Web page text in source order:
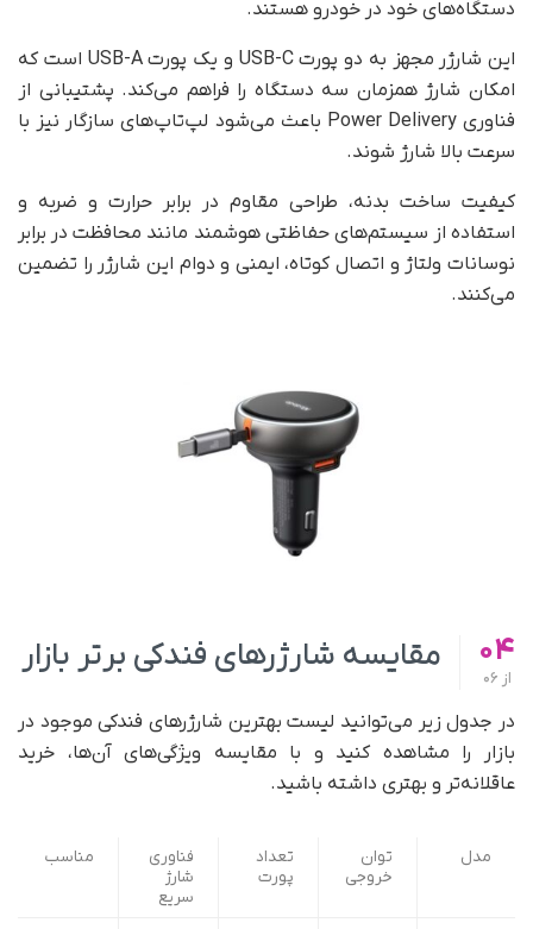
دستگاه‌های خود در خودرو هستند.
این شارژر مجهز به دو پورت USB-C و یک پورت USB-A است که
امکان شارژ همزمان سه دستگاه را فراهم می‌کند. پشتیبانی از
فناوری Power Delivery باعث می‌شود لپ‌تاپ‌های سازگار نیز با
سرعت بالا شارژ شوند.
کیفیت ساخت بدنه، طراحی مقاوم در برابر حرارت و ضربه و
استفاده از سیستم‌های حفاظتی هوشمند مانند محافظت در برابر
نوسانات ولتاژ و اتصال کوتاه، ایمنی و دوام این شارژر را تضمین
می‌کنند.
04
از
مقایسه شارژرهای فندکی برتر بازار
در جدول زیر می‌توانید لیست بهترین شارژرهای فندکی موجود در
بازار را مشاهده کنید و با مقایسه ویژگی‌های آن‌ها، خرید
عاقلانه‌تر و بهتری داشته باشید.
مدل
توان
خروجی
تعداد
پورت
فناوری
شارژ
سریع
مناسب